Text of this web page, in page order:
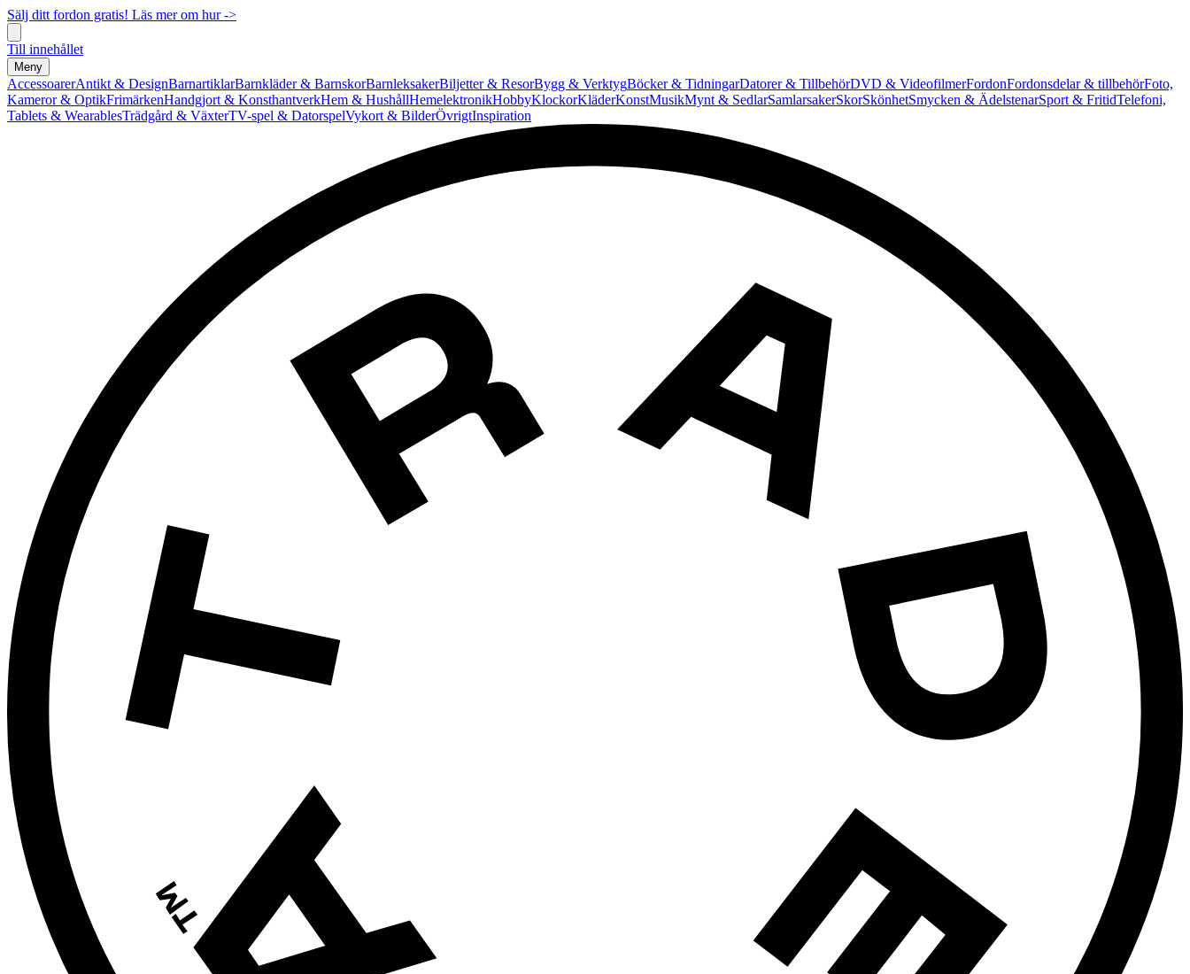
Sälj ditt fordon gratis! Läs mer om hur ->
Till innehållet
Meny
AccessoarerAntikt & DesignBarnartiklarBarnkläder & BarnskorBarnleksakerBiljetter & ResorBygg & VerktygBöcker & TidningarDatorer & TillbehörDVD & VideofilmerFordonFordonsdelar & tillbehörFoto,
Kameror & OptikFrimärkenHandgjort & KonsthantverkHem & HushållHemelektronikHobbyKlockorKläderKonstMusikMynt & SedlarSamlarsakerSkorSkönhetSmycken & ÄdelstenarSport & FritidTelefoni,
Tablets & WearablesTrädgård & VäxterTV-spel & DatorspelVykort & BilderÖvrigtInspiration